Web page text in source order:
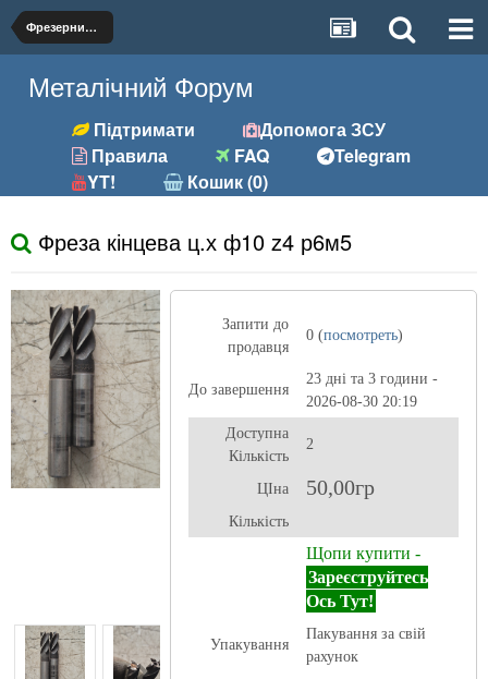
Фрезерний (фрези, розгортки та ін.)
Металічний Форум
Підтримати
Допомога ЗСУ
Правила
FAQ
Telegram
YT!
Кошик (0)
Фреза кінцева ц.х ф10 z4 р6м5
Запити до
продавця
0 (посмотреть)
До завершення
23 дні та 3 години -
2026-08-30 20:19
Доступна
Кількість
2
ЦІна 50,00гр
Кількість
Щопи купити -
Зареєструйтесь
Ось Тут!
Упакування
Пакування за свій
рахунок